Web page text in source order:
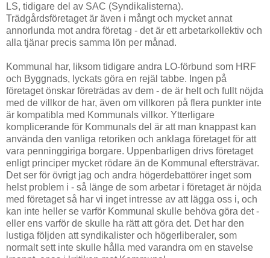
LS, tidigare del av SAC (Syndikalisterna).
Trädgårdsföretaget är även i mångt och mycket annat
annorlunda mot andra företag - det är ett arbetarkollektiv och
alla tjänar precis samma lön per månad.
Kommunal har, liksom tidigare andra LO-förbund som HRF
och Byggnads, lyckats göra en rejäl tabbe. Ingen på
företaget önskar företrädas av dem - de är helt och fullt nöjda
med de villkor de har, även om villkoren på flera punkter inte
är kompatibla med Kommunals villkor. Ytterligare
komplicerande för Kommunals del är att man knappast kan
använda den vanliga retoriken och anklaga företaget för att
vara penninggiriga borgare. Uppenbarligen drivs företaget
enligt principer mycket rödare än de Kommunal eftersträvar.
Det ser för övrigt jag och andra högerdebattörer inget som
helst problem i - så länge de som arbetar i företaget är nöjda
med företaget så har vi inget intresse av att lägga oss i, och
kan inte heller se varför Kommunal skulle behöva göra det -
eller ens varför de skulle ha rätt att göra det. Det har den
lustiga följden att syndikalister och högerliberaler, som
normalt sett inte skulle hålla med varandra om en stavelse